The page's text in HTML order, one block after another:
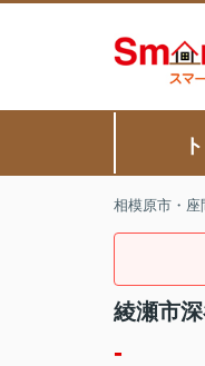
相模原市・座
綾瀬市
-